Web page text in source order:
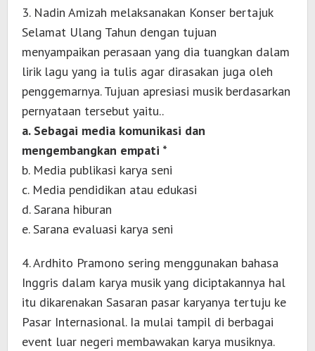
3. Nadin Amizah melaksanakan Konser bertajuk
Selamat Ulang Tahun dengan tujuan
menyampaikan perasaan yang dia tuangkan dalam
lirik lagu yang ia tulis agar dirasakan juga oleh
penggemarnya. Tujuan apresiasi musik berdasarkan
pernyataan tersebut yaitu..
a. Sebagai media komunikasi dan
mengembangkan empati *
b. Media publikasi karya seni
c. Media pendidikan atau edukasi
d. Sarana hiburan
e. Sarana evaluasi karya seni
4. Ardhito Pramono sering menggunakan bahasa
Inggris dalam karya musik yang diciptakannya hal
itu dikarenakan Sasaran pasar karyanya tertuju ke
Pasar Internasional. Ia mulai tampil di berbagai
event luar negeri membawakan karya musiknya.